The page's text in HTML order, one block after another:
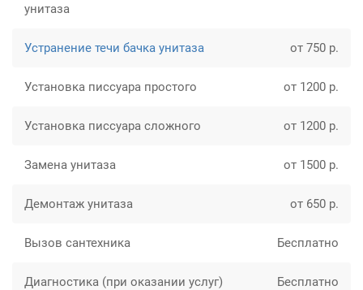
унитаза
Устранение течи бачка унитаза от 750 р.
Установка писсуара простого от 1200 р.
Установка писсуара сложного от 1200 р.
Замена унитаза от 1500 р.
Демонтаж унитаза от 650 р.
Вызов сантехника Бесплатно
Диагностика (при оказании услуг) Бесплатно